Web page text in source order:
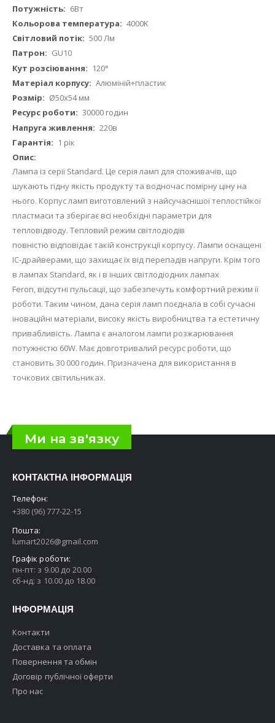
6Вт
4000K
500 Лм
GU10
120°
Алюміній+пластик
Ø50х54 мм
30000 годин
220в
1 рік
Лампа із серії Standard. Це серія ламп для споживачів, що
шукають гідну якість продукту та водночас помірну ціну на
нього. Корпус ламп виготовлений з найсучаснішої теплостійкої
пластмаси та зберігає всі необхідні параметри для
тепловідводу. Тепловий режим світлодіодів
повністю відповідає такій конструкції корпусу. Лампи оснащені
IC-драйверами, що захищає їх від перепадів напруги. Крім того
в лампах Standard, як і в інших світлодіодних лампах
Feron, відсутні пульсації, що забезпечуть комфортний режим її
роботи. Таким чином, дана серія ламп поєднала в собі сучасні
іноваційні матеріали, високу якість виробництва та естетичну
привабливість. Лампа є аналогом лампи розжарювання
потужністю 60W. Має довготривалий ресурс роботи, що
становить 30 000 годин. Призначена для використання в
точкових світильниках.
Ми на зв'язку
КОНТАКТНА ІНФОРМАЦІЯ
Телефон:
+380 (96) 777-22-15
Пошта:
lumart2026@gmail.com
Графік роботи:
пн-пт: з 9.00 до 20.00
сб-нд: з 10.00 до 18.00
ІНФОРМАЦІЯ
Контакти
Доставка та оплата
Повернення та обмін
Договір публічної оферти
Про нас